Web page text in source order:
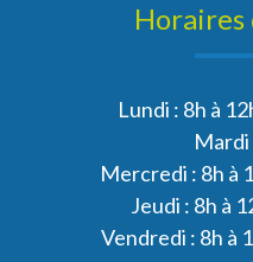
Horaires
Lundi : 8h à
Mardi
Mercredi : 8h à
Jeudi : 8h à
Vendredi : 8h à